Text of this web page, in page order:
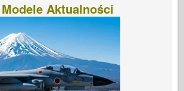
Aktualności